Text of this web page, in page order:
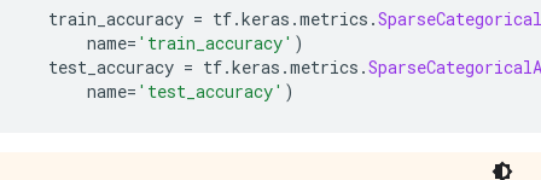
        args {
          type_id: TFT_UINT8
        }
      }
train_accuracy = tf.keras .metrics .
name= 'train_accuracy' )
test_accuracy = tf.keras .metrics .
name= 'test_accuracy' )